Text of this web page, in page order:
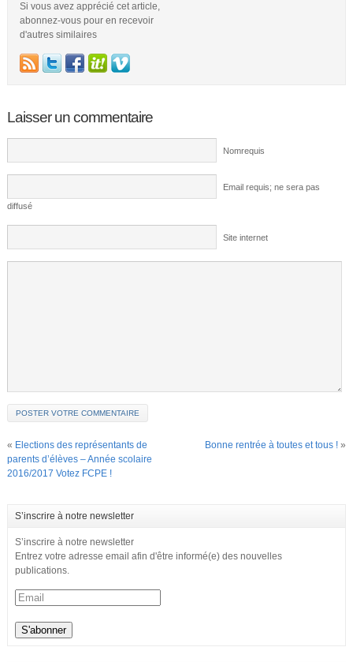
Si vous avez apprécié cet article,
abonnez-vous pour en recevoir
d'autres similaires
Laisser un commentaire
Nomrequis
Email requis; ne sera pas
diffusé
Site internet
« Elections des représentants de
parents d’élèves – Année scolaire
2016/2017 Votez FCPE !
Bonne rentrée à toutes et tous ! »
S’inscrire à notre newsletter
S’inscrire à notre newsletter
Entrez votre adresse email afin d'être informé(e) des nouvelles
publications.